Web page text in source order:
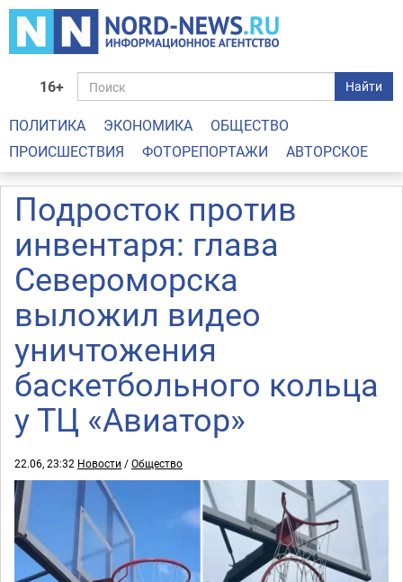
16+ Найти
ПОЛИТИКА ЭКОНОМИКА
ОБЩЕСТВО
ПРОИСШЕСТВИЯ
ФОТОРЕПОРТАЖИ АВТОРСКОЕ
Подросток против
инвентаря: глава
Североморска
выложил видео
уничтожения
баскетбольного кольца
у ТЦ «Авиатор»
22.06, 23:32 Новости /Общество